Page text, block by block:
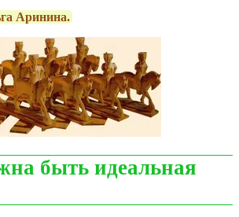
Аринина.
быть идеальная